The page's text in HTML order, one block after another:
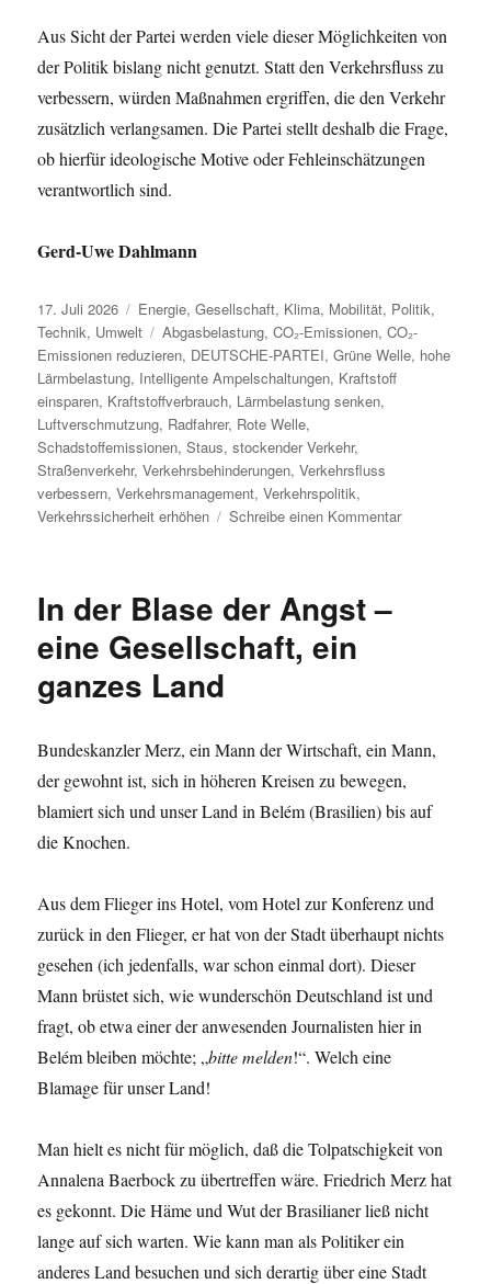
Aus Sicht der Partei werden viele dieser Möglichkeiten von
der Politik bislang nicht genutzt. Statt den Verkehrsfluss zu
verbessern, würden Maßnahmen ergriffen, die den Verkehr
zusätzlich verlangsamen. Die Partei stellt deshalb die Frage,
ob hierfür ideologische Motive oder Fehleinschätzungen
verantwortlich sind.
Gerd-Uwe Dahlmann
Veröffentlicht
am
17. Juli 2026 Kategorien
Energie,Gesellschaft, Klima, Mobilität, Politik,
Technik, Umwelt Schlagwörter
Abgasbelastung,CO₂-Emissionen,CO₂-
Emissionen reduzieren, DEUTSCHE-PARTEI,Grüne Welle, hohe
Lärmbelastung, Intelligente Ampelschaltungen, Kraftstoff
einsparen, Kraftstoffverbrauch, Lärmbelastung senken,
Luftverschmutzung, Radfahrer, Rote Welle,
Schadstoffemissionen,Staus,stockender Verkehr,
Straßenverkehr,Verkehrsbehinderungen,Verkehrsfluss
verbessern,Verkehrsmanagement,Verkehrspolitik,
Verkehrssicherheit erhöhen
Schreibe einen Kommentarzu
In der Blase der Angst –
eine Gesellschaft, ein
ganzes Land
Bundeskanzler Merz, ein Mann der Wirtschaft, ein Mann,
der gewohnt ist, sich in höheren Kreisen zu bewegen,
blamiert sich und unser Land in Belém (Brasilien) bis auf
die Knochen.
Aus dem Flieger ins Hotel, vom Hotel zur Konferenz und
zurück in den Flieger, er hat von der Stadt überhaupt nichts
gesehen (ich jedenfalls, war schon einmal dort). Dieser
Mann brüstet sich, wie wunderschön Deutschland ist und
fragt, ob etwa einer der anwesenden Journalisten hier in
Belém bleiben möchte; „bitte melden!“. Welch eine
Blamage für unser Land!
Man hielt es nicht für möglich, daß die Tolpatschigkeit von
Annalena Baerbock zu übertreffen wäre. Friedrich Merz hat
es gekonnt. Die Häme und Wut der Brasilianer ließ nicht
lange auf sich warten. Wie kann man als Politiker ein
anderes Land besuchen und sich derartig über eine Stadt